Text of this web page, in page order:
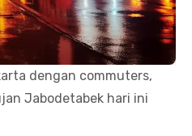
dengan commuters,
Jabodetabek hari ini